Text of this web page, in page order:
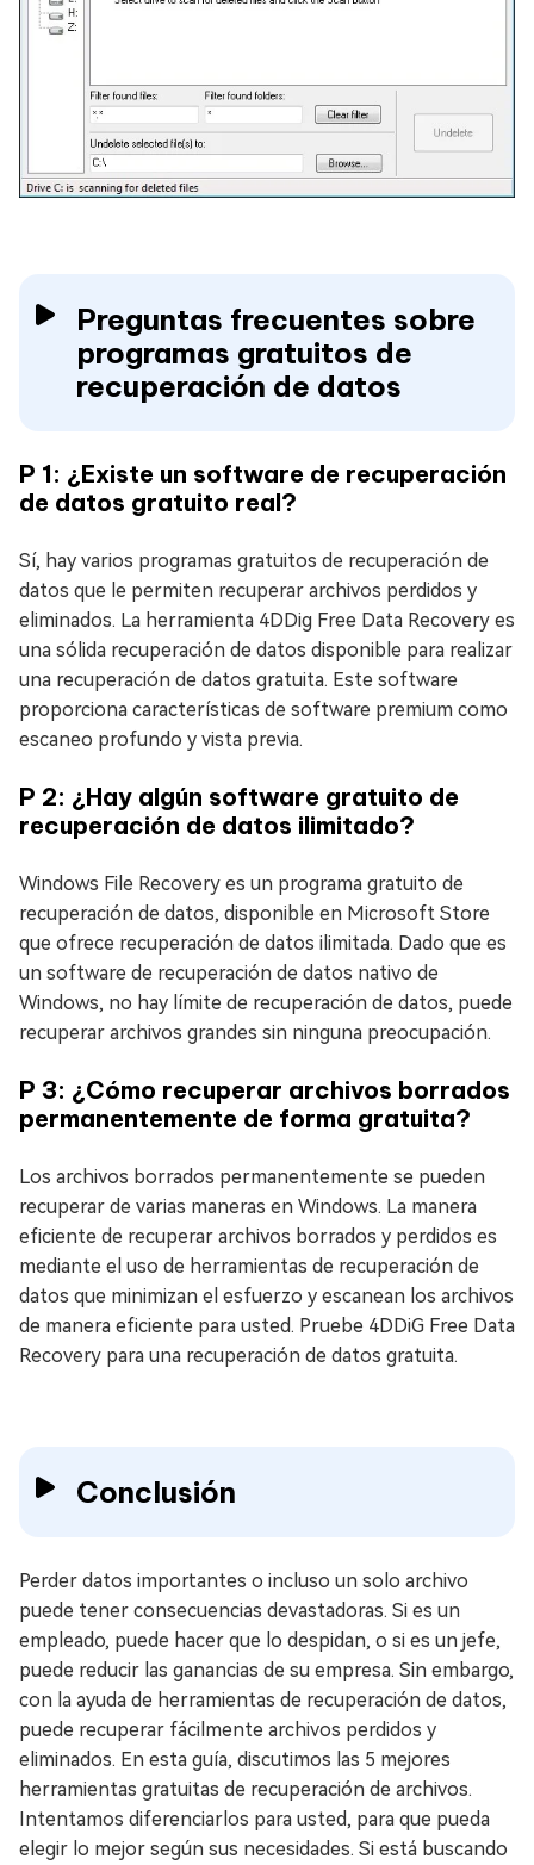
Preguntas frecuentes sobre
programas gratuitos de
recuperación de datos
P 1: ¿Existe un software de recuperación
de datos gratuito real?
Sí, hay varios programas gratuitos de recuperación de
datos que le permiten recuperar archivos perdidos y
eliminados. La herramienta 4DDig Free Data Recovery es
una sólida recuperación de datos disponible para realizar
una recuperación de datos gratuita. Este software
proporciona características de software premium como
escaneo profundo y vista previa.
P 2: ¿Hay algún software gratuito de
recuperación de datos ilimitado?
Windows File Recovery es un programa gratuito de
recuperación de datos, disponible en Microsoft Store
que ofrece recuperación de datos ilimitada. Dado que es
un software de recuperación de datos nativo de
Windows, no hay límite de recuperación de datos, puede
recuperar archivos grandes sin ninguna preocupación.
P 3: ¿Cómo recuperar archivos borrados
permanentemente de forma gratuita?
Los archivos borrados permanentemente se pueden
recuperar de varias maneras en Windows. La manera
eficiente de recuperar archivos borrados y perdidos es
mediante el uso de herramientas de recuperación de
datos que minimizan el esfuerzo y escanean los archivos
de manera eficiente para usted. Pruebe 4DDiG Free Data
Recovery para una recuperación de datos gratuita.
Conclusión
Perder datos importantes o incluso un solo archivo
puede tener consecuencias devastadoras. Si es un
empleado, puede hacer que lo despidan, o si es un jefe,
puede reducir las ganancias de su empresa. Sin embargo,
con la ayuda de herramientas de recuperación de datos,
puede recuperar fácilmente archivos perdidos y
eliminados. En esta guía, discutimos las 5 mejores
herramientas gratuitas de recuperación de archivos.
Intentamos diferenciarlos para usted, para que pueda
elegir lo mejor según sus necesidades. Si está buscando